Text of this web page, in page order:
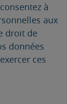
à
aux
droit de
données
ces